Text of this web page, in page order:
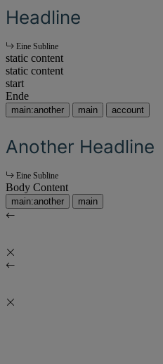
Headline
Eine Subline
static content
static content
start
Ende
main:another main account
Another Headline
Eine Subline
Body Content
main:another main